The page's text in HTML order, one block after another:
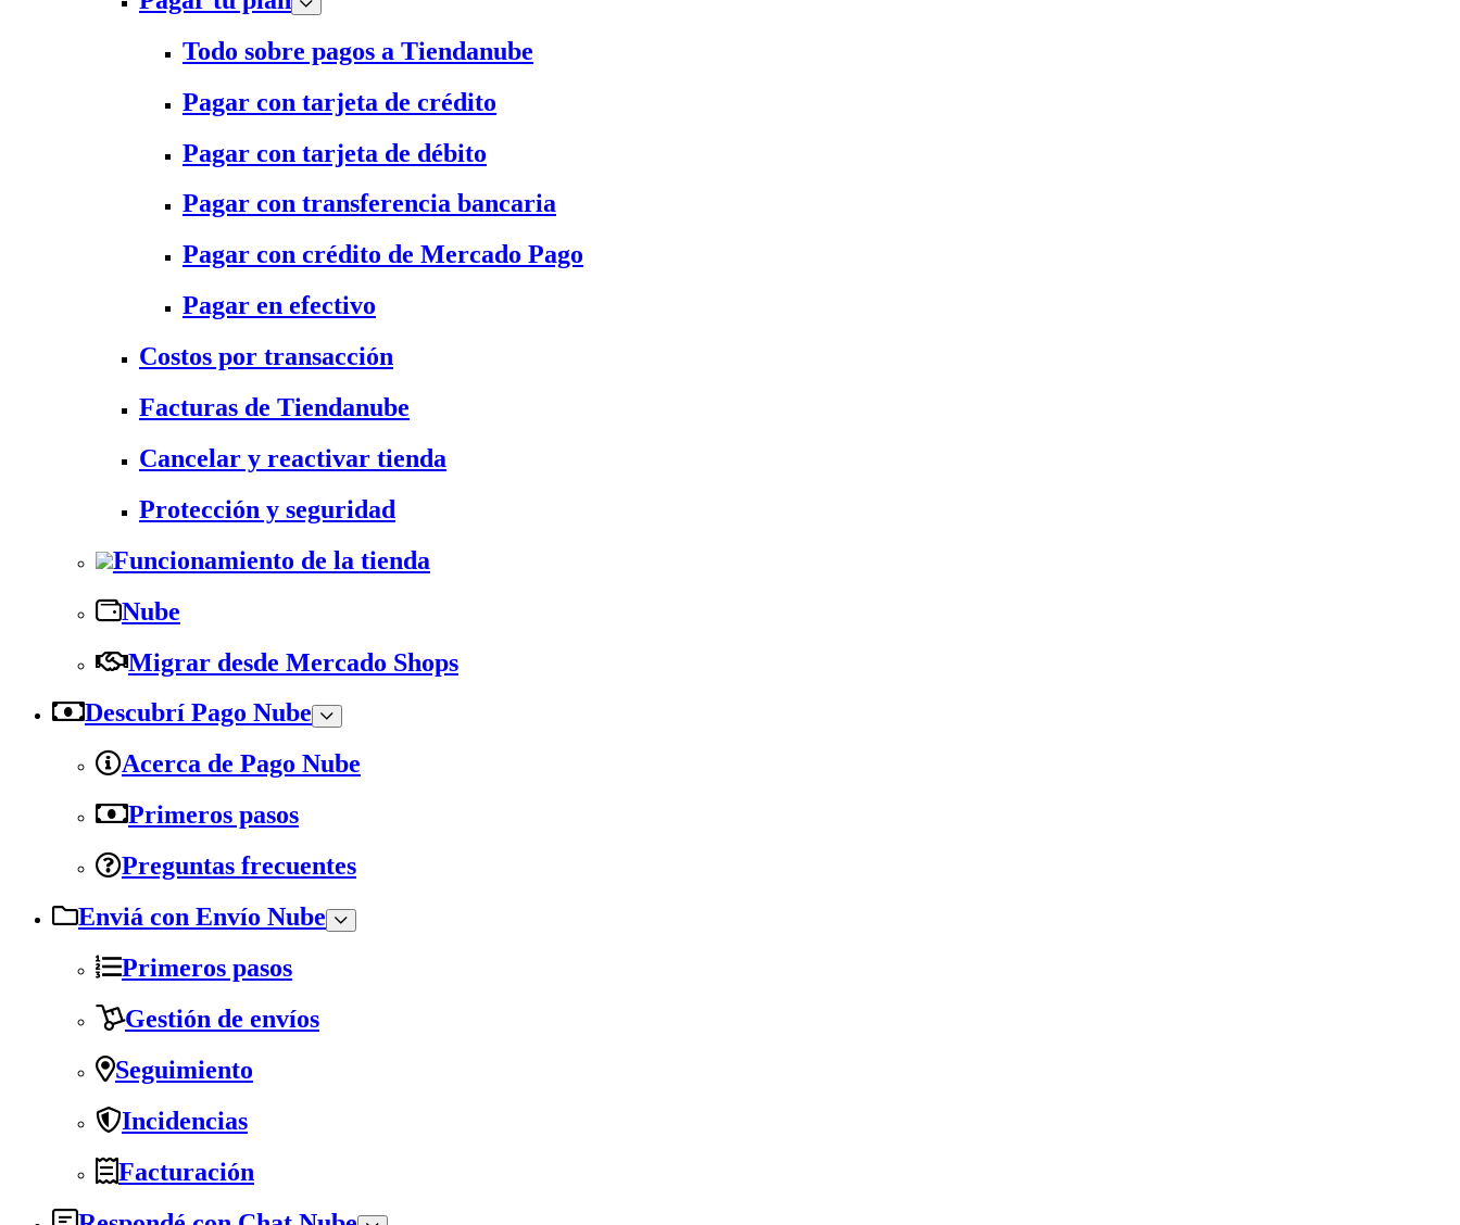
Todo sobre pagos a Tiendanube
Pagar con tarjeta de crédito
Pagar con tarjeta de débito
Pagar con transferencia bancaria
Pagar con crédito de Mercado Pago
Pagar en efectivo
Costos por transacción
Facturas de Tiendanube
Cancelar y reactivar tienda
Protección y seguridad
Funcionamiento de la tienda
Nube
Migrar desde Mercado Shops
Descubrí Pago Nube
Acerca de Pago Nube
Primeros pasos
Preguntas frecuentes
Enviá con Envío Nube
Primeros pasos
Gestión de envíos
Seguimiento
Incidencias
Facturación